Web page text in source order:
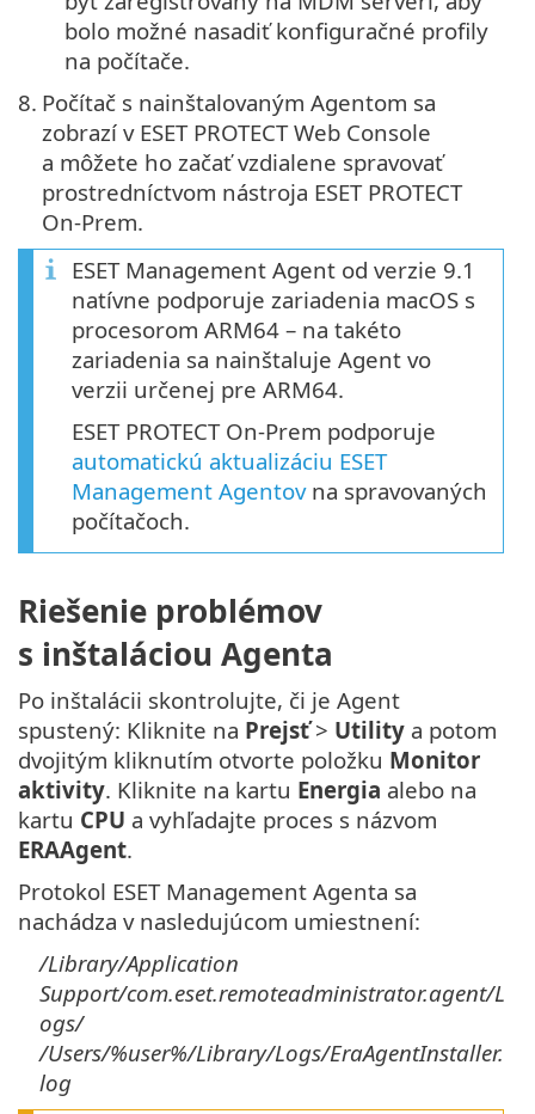
bolo možné nasadiť konfiguračné profily
na počítače.
8. Počítač s nainštalovaným Agentom sa
zobrazí v ESET PROTECT Web Console
a môžete ho začať vzdialene spravovať
prostredníctvom nástroja ESET PROTECT
On-Prem.
ESET Management Agent od verzie 9.1
natívne podporuje zariadenia macOS s
procesorom ARM64 – na takéto
zariadenia sa nainštaluje Agent vo
verzii určenej pre ARM64.
ESET PROTECT On-Prem podporuje
automatickú aktualizáciu ESET
Management Agentovna spravovaných
počítačoch.
Riešenie problémov
s inštaláciou Agenta
Po inštalácii skontrolujte, či je Agent
spustený: Kliknite na Prejsť> Utility a potom
dvojitým kliknutím otvorte položku Monitor
aktivity. Kliknite na kartu Energia alebo na
kartu CPU a vyhľadajte proces s názvom
ERAAgent.
Protokol ESET Management Agenta sa
nachádza v nasledujúcom umiestnení:
/Library/Application
Support/com.eset.remoteadministrator.agent/L
ogs/
/Users/%user%/Library/Logs/EraAgentInstaller.
log